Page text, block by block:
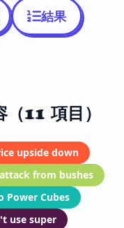
結果
11 項目）
upside down
from bushes
Power Cubes
use super